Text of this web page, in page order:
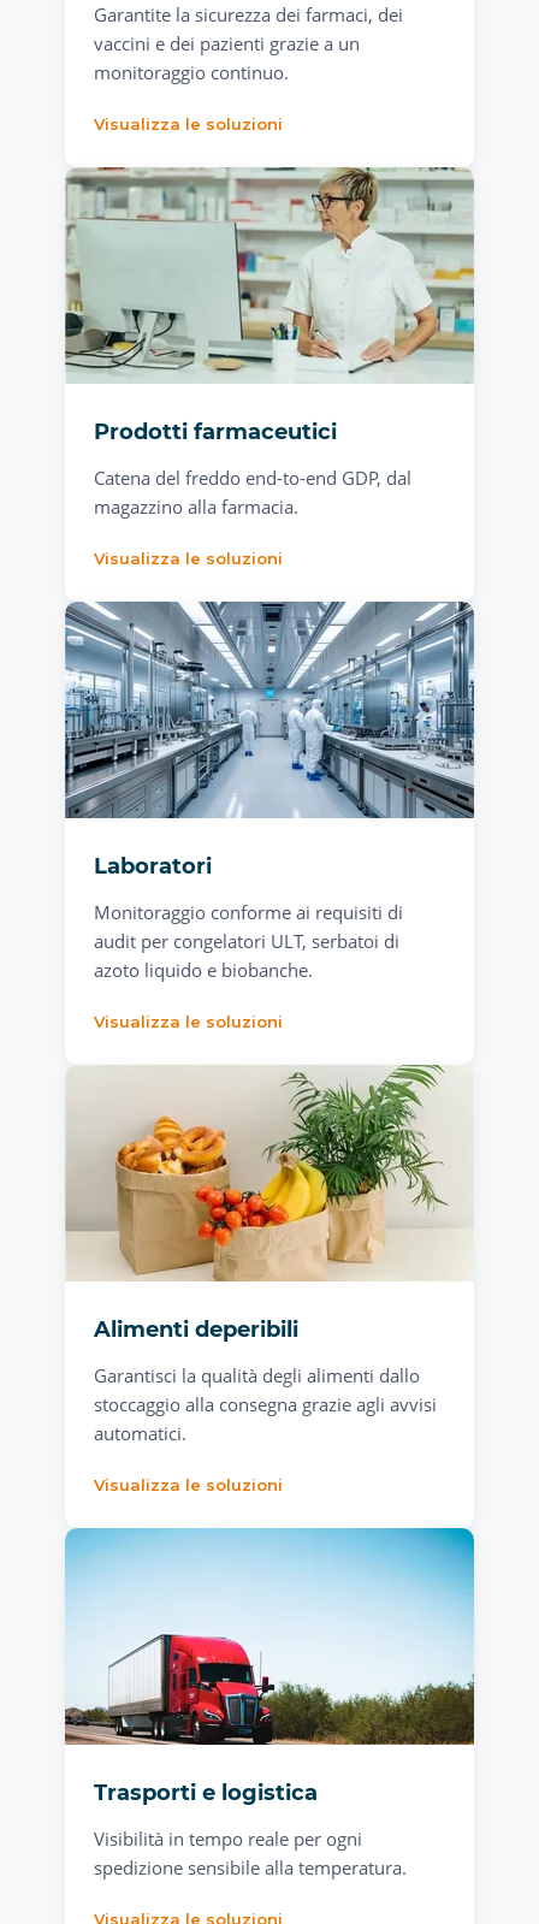
Garantite la sicurezza dei farmaci, dei
vaccini e dei pazienti grazie a un
monitoraggio continuo.
Visualizza le soluzioni
Prodotti farmaceutici
Catena del freddo end-to-end GDP, dal
magazzino alla farmacia.
Visualizza le soluzioni
Laboratori
Monitoraggio conforme ai requisiti di
audit per congelatori ULT, serbatoi di
azoto liquido e biobanche.
Visualizza le soluzioni
Alimenti deperibili
Garantisci la qualità degli alimenti dallo
stoccaggio alla consegna grazie agli avvisi
automatici.
Visualizza le soluzioni
Trasporti e logistica
Visibilità in tempo reale per ogni
spedizione sensibile alla temperatura.
Visualizza le soluzioni